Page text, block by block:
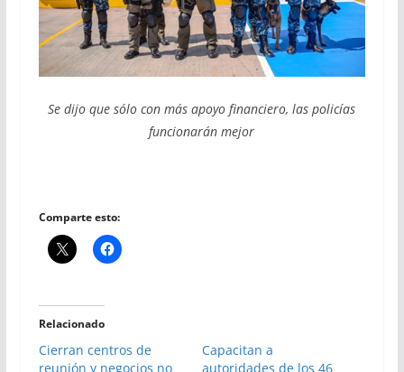
Se dijo que sólo con más apoyo financiero, las policías
funcionarán mejor
Comparte esto:
Relacionado
Cierran centros de
reunión y negocios no
Capacitan a
autoridades de los 46